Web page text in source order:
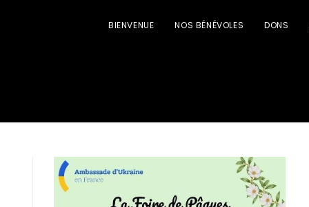
BIENVENUE NOS BÉNÉVOLES DONS